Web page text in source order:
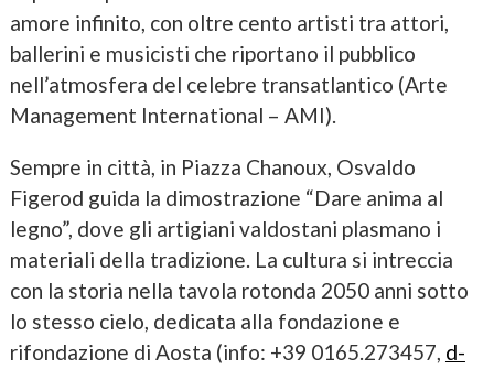
amore infinito, con oltre cento artisti tra attori,
ballerini e musicisti che riportano il pubblico
nell’atmosfera del celebre transatlantico (Arte
Management International – AMI).
Sempre in città, in Piazza Chanoux, Osvaldo
Figerod guida la dimostrazione “Dare anima al
legno”, dove gli artigiani valdostani plasmano i
materiali della tradizione. La cultura si intreccia
con la storia nella tavola rotonda 2050 anni sotto
lo stesso cielo, dedicata alla fondazione e
rifondazione di Aosta (info: +39 0165.273457, d-